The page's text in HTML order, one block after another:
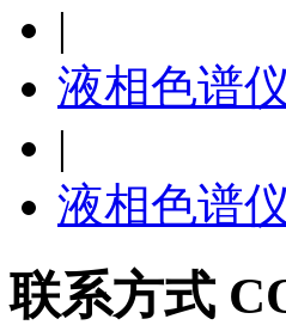
|
液相色谱
|
液相色谱
联系方式